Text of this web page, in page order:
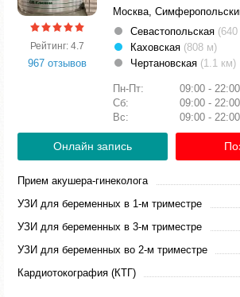
Рейтинг: 4.7
967 отзывов
Москва,
Севастопольская
Каховская (808 м)
Чертановская (1.1 км)
Пн-Пт:
09:00 - 22:00
Сб:
09:00 - 22:00
Вс:
09:00 - 22:00
Онлайн запись
Прием акушера-гинеколога
УЗИ для беременных в 1-м триместре
УЗИ для беременных в 3-м триместре
УЗИ для беременных во 2-м триместре
Кардиотокография (КТГ)